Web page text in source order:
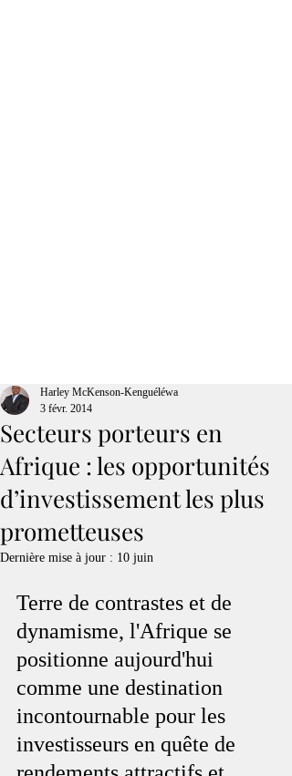
Secteurs porteurs en
Afrique : les opportunités
d’investissement les plus
prometteuses
Harley McKenson-Kenguéléwa
3 févr. 2014
Dernière mise à jour : 10 juin
Terre de contrastes et de
dynamisme, l'Afrique se
positionne aujourd'hui
comme une destination
incontournable pour les
investisseurs en quête de